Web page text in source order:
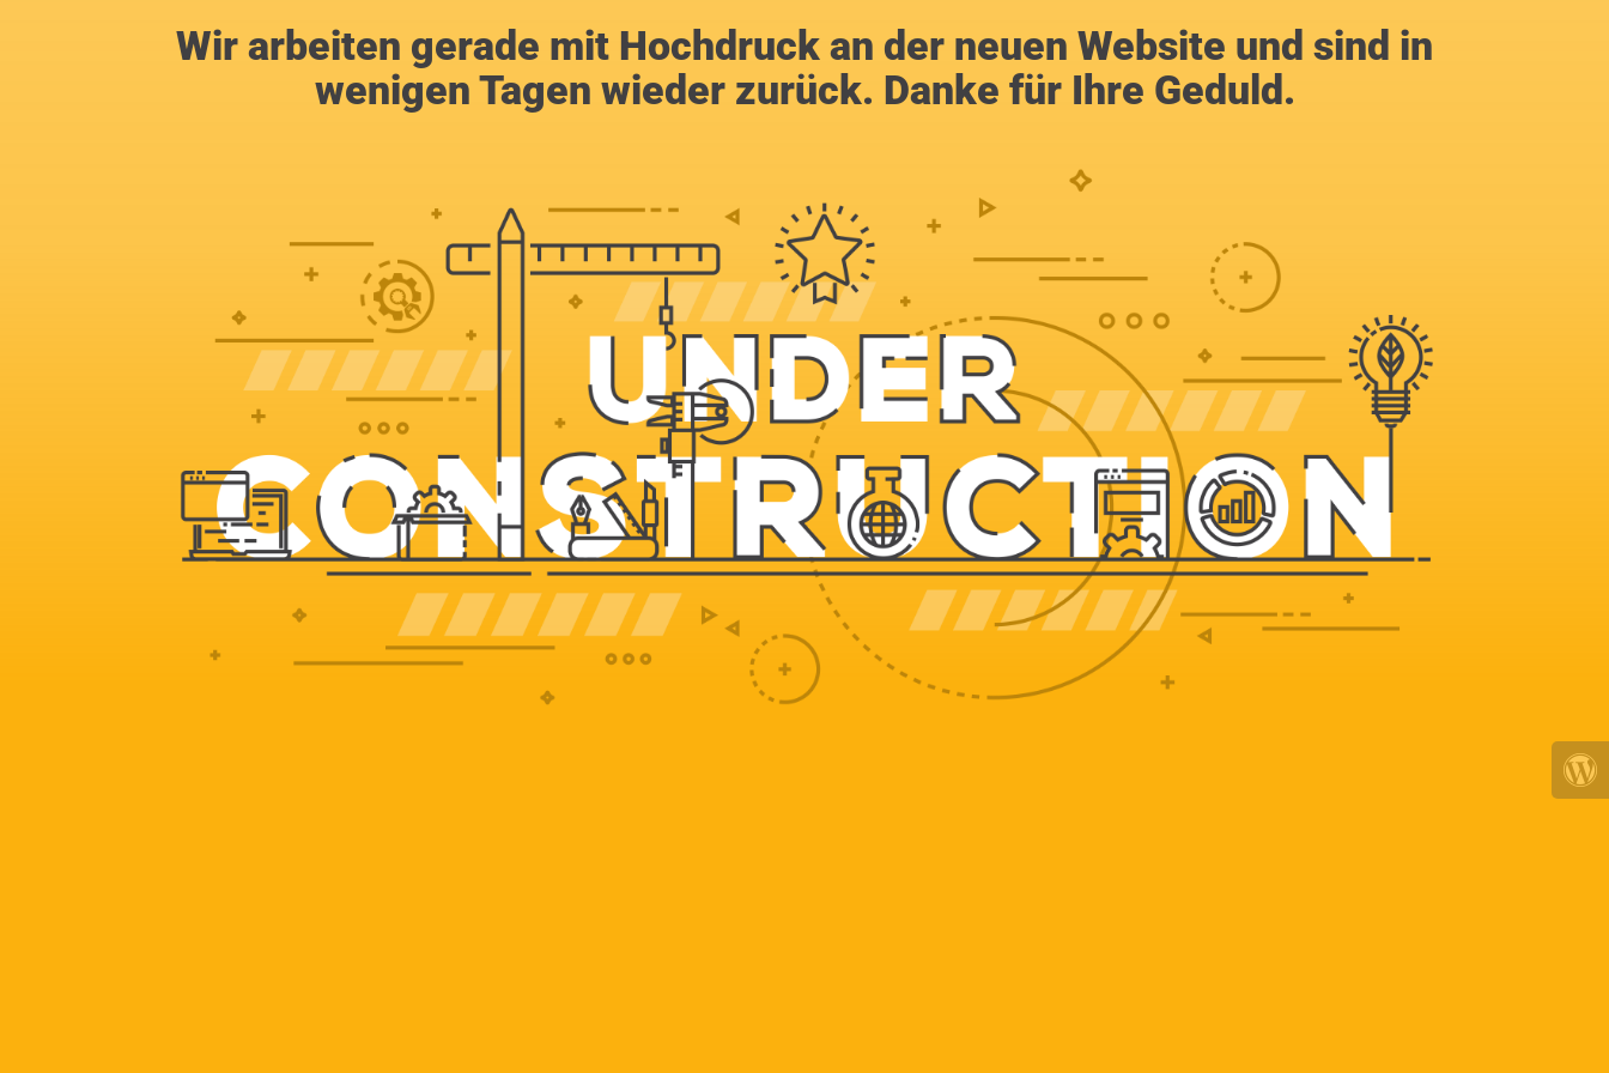
Wir arbeiten gerade mit Hochdruck an der neuen Website und sind in
wenigen Tagen wieder zurück. Danke für Ihre Geduld.